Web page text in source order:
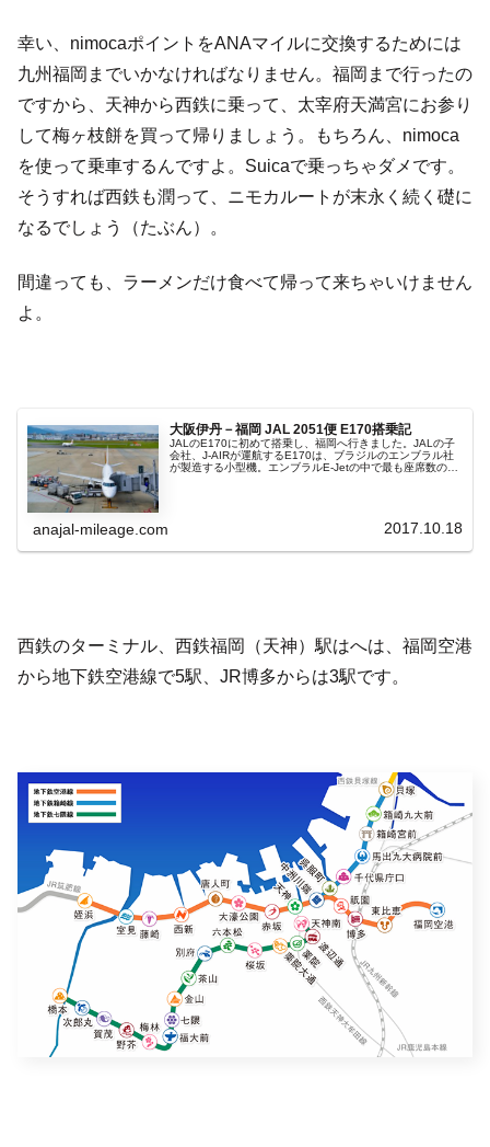
幸い、nimocaポイントをANAマイルに交換するためには
九州福岡までいかなければなりません。福岡まで行ったの
ですから、天神から西鉄に乗って、太宰府天満宮にお参り
して梅ヶ枝餅を買って帰りましょう。もちろん、nimoca
を使って乗車するんですよ。Suicaで乗っちゃダメです。
そうすれば西鉄も潤って、ニモカルートが末永く続く礎に
なるでしょう（たぶん）。
間違っても、ラーメンだけ食べて帰って来ちゃいけません
よ。
大阪伊丹－福岡 JAL 2051便 E170搭乗記
JALのE170に初めて搭乗し、福岡へ行きました。JALの子
会社、J-AIRが運航するE170は、ブラジルのエンブラル社
が製造する小型機。エンブラルE-Jetの中で最も座席数の少
anajal-mileage.com 2017.10.18
西鉄のターミナル、西鉄福岡（天神）駅はへは、福岡空港
から地下鉄空港線で5駅、JR博多からは3駅です。